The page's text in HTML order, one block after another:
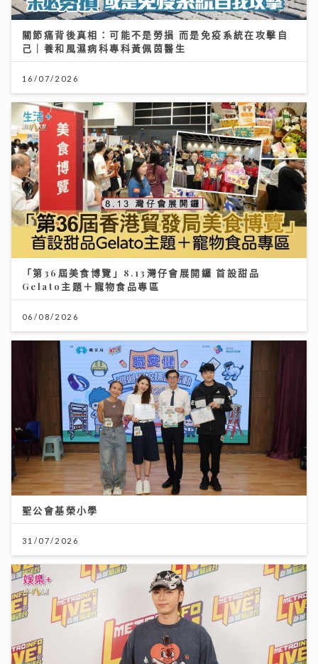
關節痛背後真相：可能不是勞損 而是免疫系統在攻擊自
己｜養和風濕病科專科黃佩茵醫生
16/07/2026
「第36屆美食博覽」8.13灣仔會展開鑼 首設甜品
Gelato主題＋寵物食品專區
06/08/2026
聖公會基榮小學
31/07/2026